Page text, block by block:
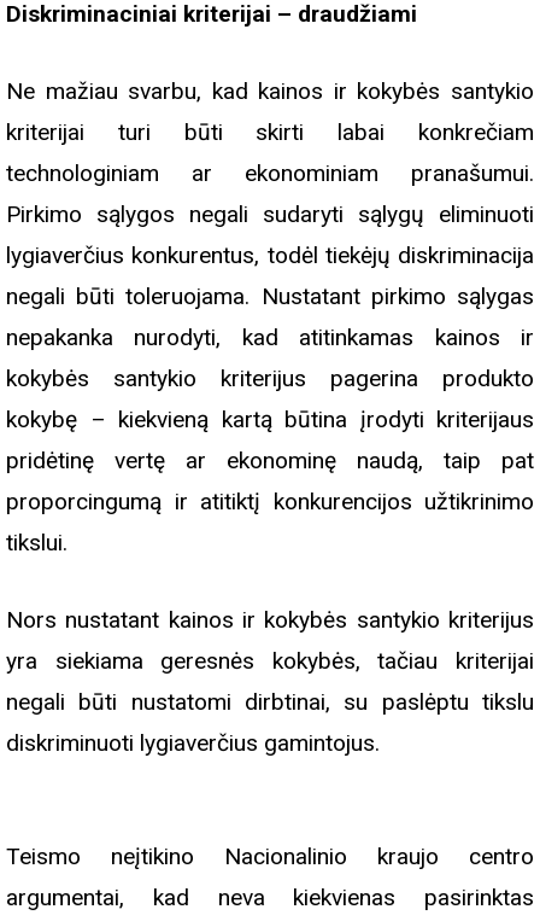
Diskriminaciniai kriterijai – draudžiami
Ne mažiau svarbu, kad kainos ir kokybės santykio
kriterijai turi būti skirti labai konkrečiam
technologiniam ar ekonominiam pranašumui.
Pirkimo sąlygos negali sudaryti sąlygų eliminuoti
lygiaverčius konkurentus, todėl tiekėjų diskriminacija
negali būti toleruojama. Nustatant pirkimo sąlygas
nepakanka nurodyti, kad atitinkamas kainos ir
kokybės santykio kriterijus pagerina produkto
kokybę – kiekvieną kartą būtina įrodyti kriterijaus
pridėtinę vertę ar ekonominę naudą, taip pat
proporcingumą ir atitiktį konkurencijos užtikrinimo
tikslui.
Nors nustatant kainos ir kokybės santykio kriterijus
yra siekiama geresnės kokybės, tačiau kriterijai
negali būti nustatomi dirbtinai, su paslėptu tikslu
diskriminuoti lygiaverčius gamintojus.
Teismo neįtikino Nacionalinio kraujo centro
argumentai, kad neva kiekvienas pasirinktas